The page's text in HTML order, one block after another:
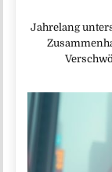
Jahrelang